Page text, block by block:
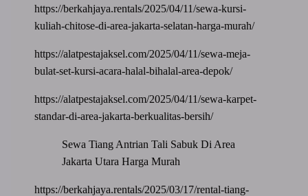
https://berkahjaya.rentals/2025/04/11/sewa-kursi-
kuliah-chitose-di-area-jakarta-selatan-harga-murah/
https://alatpestajaksel.com/2025/04/11/sewa-meja-
bulat-set-kursi-acara-halal-bihalal-area-depok/
https://alatpestajaksel.com/2025/04/11/sewa-karpet-
standar-di-area-jakarta-berkualitas-bersih/
Sewa Tiang Antrian Tali Sabuk Di Area
Jakarta Utara Harga Murah
https://berkahjaya.rentals/2025/03/17/rental-tiang-